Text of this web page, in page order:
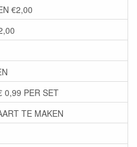
€2,00
0,99 PER SET
TE MAKEN